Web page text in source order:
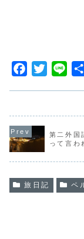
F
e
b
o
o
k
T
t
t
e
r
e
第二外国
って言わ
旅日記 ペ